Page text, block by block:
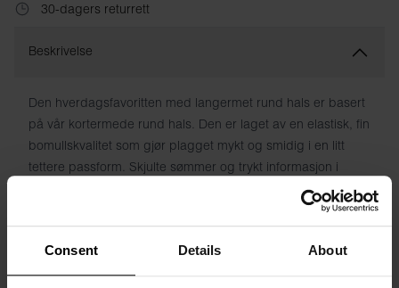
Consent Details About
30-dagers returrett
Beskrivelse
Den hverdagsfavoritten med langermet rund hals er basert
på vår kortermede rund hals. Den er laget av en elastisk, fin
bomullskvalitet som gjør plagget mykt og smidig i en litt
tettere passform. Skjulte sømmer og trykt informasjon i
stedet for sydde etiketter minimerer friksjon og maksimerer
den komfortable følelsen. Kan matches med det meste:
pent antrukket, avslappet eller bare som det er. Mer
komfortabel enn korte ermer under en jakke.